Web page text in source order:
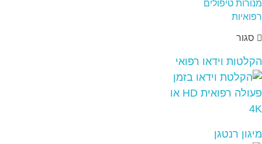
סגור
הקלטות וידאו רפואי
מיגון רנטגן